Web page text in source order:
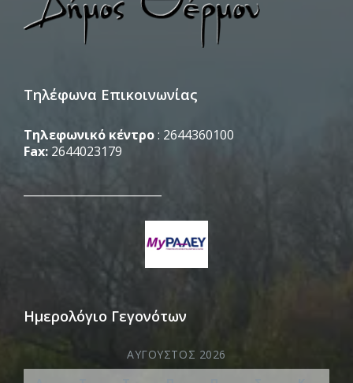
Τηλέφωνα Επικοινωνίας
Τηλεφωνικό κέντρο: 2644360100
Fax: 2644023179
Ημερολόγιο Γεγονότων
ΑΎΓΟΥΣΤΟΣ 2026